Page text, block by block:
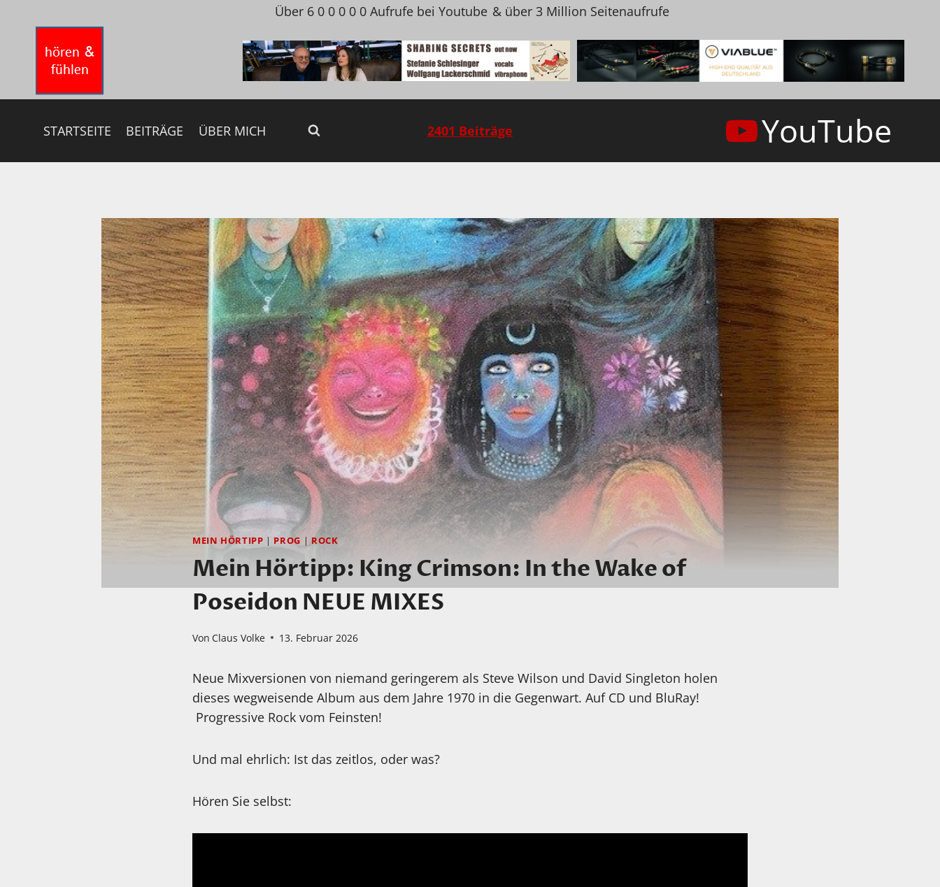
springen
Über 6 0 0 0 0 0 Aufrufe bei Youtube & über 3 Million Seitenaufrufe
STARTSEITE BEITRÄGE ÜBER MICH 2401 Beiträge YouTube
MEIN HÖRTIPP | PROG | ROCK
Mein Hörtipp: King Crimson: In the Wake of
Poseidon NEUE MIXES
Von Claus Volke 13. Februar 2026
Neue Mixversionen von niemand geringerem als Steve Wilson und David Singleton holen
dieses wegweisende Album aus dem Jahre 1970 in die Gegenwart. Auf CD und BluRay!
Progressive Rock vom Feinsten!
Und mal ehrlich: Ist das zeitlos, oder was?
Hören Sie selbst: